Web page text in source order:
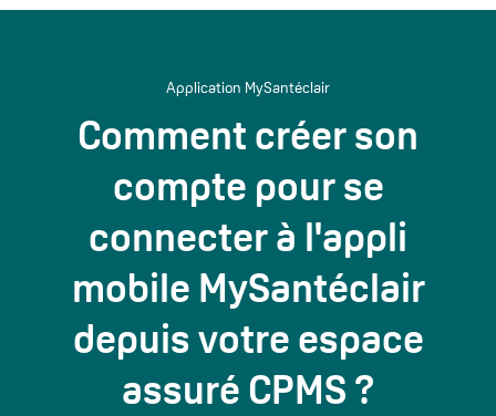
Application MySantéclair
Comment créer son
compte pour se
connecter à l'appli
mobile MySantéclair
depuis votre espace
assuré CPMS ?